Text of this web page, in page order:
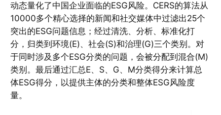
动态量化了中国企业面临的ESG风险。CERS的算法从
10000多个精心选择的新闻和社交媒体中过滤出25个
突出的ESG问题信息；经过清洗、分析、标准化打
分，归类到环境(E)、社会(S)和治理(G)三个类别。对
于同时涉及多个ESG分类的问题，会被分配到混合(M)
类别。最后通过汇总E、S、G、M分类得分来计算总
体ESG得分，以提供主体的分类和整体ESG风险度
量。